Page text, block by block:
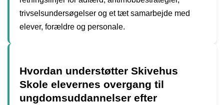
trivselsundersøgelser og et tæt samarbejde med
elever, forældre og personale.
Hvordan understøtter Skivehus
Skole elevernes overgang til
ungdomsuddannelser efter